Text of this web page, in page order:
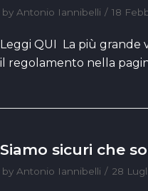
by Antonio Iannibelli 18
Leggi QUI La più grande
il regolamento nella
Siamo sicuri che
by Antonio Iannibelli 28